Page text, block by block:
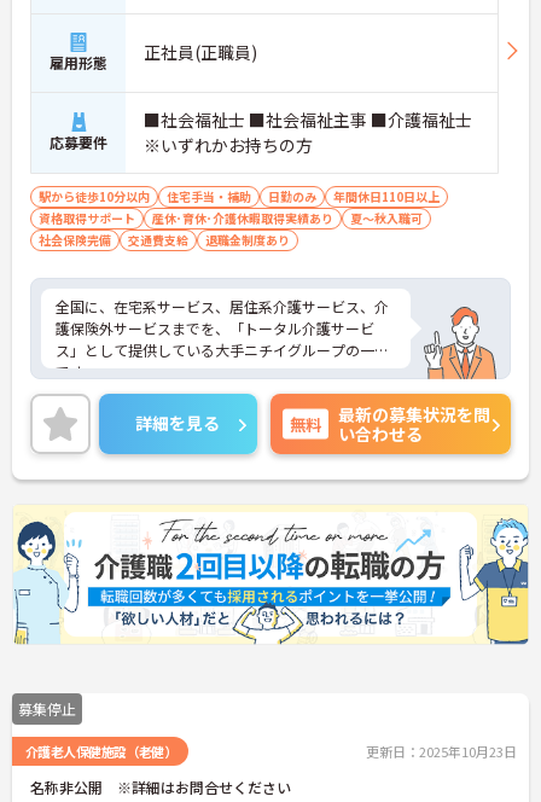
雇用形態 正社員(正職員)
応募要件
■社会福祉士 ■社会福祉主事 ■介護福祉士
※いずれかお持ちの方
駅から徒歩10分以内 住宅手当・補助 日勤のみ
年間休日110日以上
資格取得サポート
産休･育休･介護休暇取得実績あり
夏～秋入職可
社会保険完備
交通費支給 退職金制度あり
全国に、在宅系サービス、居住系介護サービス、介
護保険外サービスまでを、「トータル介護サービ
ス」として提供している大手ニチイグループの一員
です。
24時間の見守り体制の「介護付有料老人ホーム ニチ
イホーム」と、高齢者に配慮した設備とサービスを
備えた「サービス付き高齢者向け住宅 アイリスガー
デン」を、首都圏を中心に展開しています。
これまでの長年の実績に加え、更なる介護サービス
向上のために、現在もなお様々な取り組みを行って
います。
ご興味をお持ちの方には詳細の情報や面接のポイン
トをお伝えしますのでお気軽にお問い合わせくださ
いませ。
詳細を見る 無料
最新の募集状況を問
い合わせる
募集停止
介護老人保健施設（老健） 更新日：2025年10月23日
名称非公開 ※詳細はお問合せください